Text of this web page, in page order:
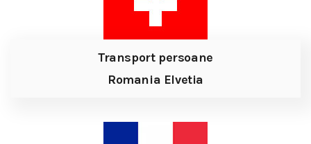
Transport persoane
Romania Elvetia